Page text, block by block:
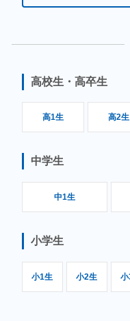
高校生・高卒生
高1生 高2生
中学生
中1生
小学生
小1生 小2生